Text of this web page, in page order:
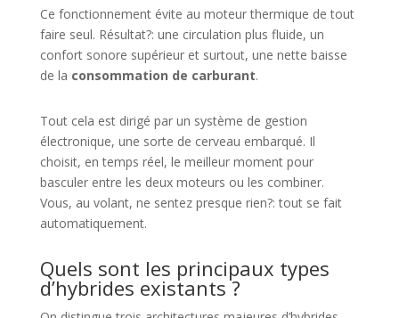
Ce fonctionnement évite au moteur thermique de tout
faire seul. Résultat?: une circulation plus fluide, un
confort sonore supérieur et surtout, une nette baisse
de la consommation de carburant.
Tout cela est dirigé par un système de gestion
électronique, une sorte de cerveau embarqué. Il
choisit, en temps réel, le meilleur moment pour
basculer entre les deux moteurs ou les combiner.
Vous, au volant, ne sentez presque rien?: tout se fait
automatiquement.
Quels sont les principaux types
d’hybrides existants ?